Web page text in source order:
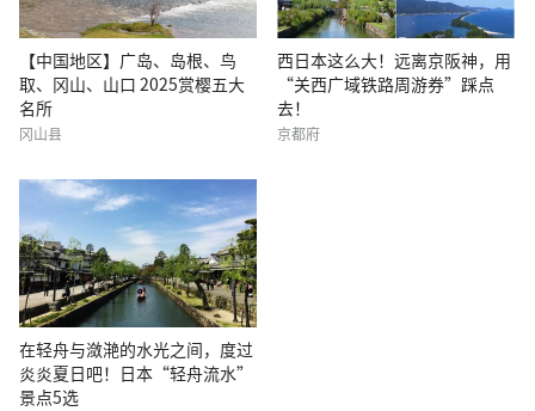
【中国地区】广岛、岛根、鸟
取、冈山、山口 2025赏樱五大
名所
冈山县
西日本这么大！远离京阪神，用
“关西广域铁路周游券”踩点
去！
京都府
在轻舟与潋滟的水光之间，度过
炎炎夏日吧！日本“轻舟流水”
景点5选